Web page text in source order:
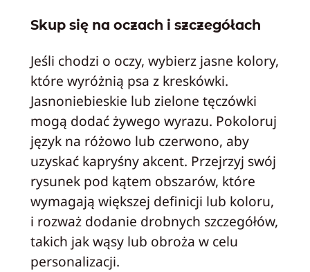
Skup się na oczach i szczegółach
Jeśli chodzi o oczy, wybierz jasne kolory,
które wyróżnią psa z kreskówki.
Jasnoniebieskie lub zielone tęczówki
mogą dodać żywego wyrazu. Pokoloruj
język na różowo lub czerwono, aby
uzyskać kapryśny akcent. Przejrzyj swój
rysunek pod kątem obszarów, które
wymagają większej definicji lub koloru,
i rozważ dodanie drobnych szczegółów,
takich jak wąsy lub obroża w celu
personalizacji.